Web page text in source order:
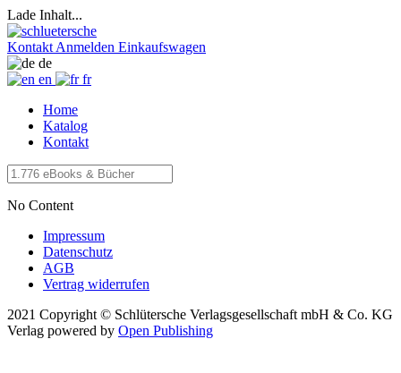
Lade Inhalt...
Kontakt Anmelden Einkaufswagen
de
en
fr
Home
Katalog
Kontakt
No Content
Impressum
Datenschutz
AGB
Vertrag widerrufen
2021 Copyright © Schlütersche Verlagsgesellschaft mbH & Co. KG
Verlag powered by Open Publishing